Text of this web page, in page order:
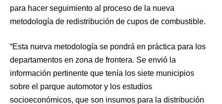
para hacer seguimiento al proceso de la nueva
metodología de redistribución de cupos de combustible.
“Esta nueva metodología se pondrá en práctica para los
departamentos en zona de frontera. Se envió la
información pertinente que tenía los siete municipios
sobre el parque automotor y los estudios
socioeconómicos, que son insumos para la distribución